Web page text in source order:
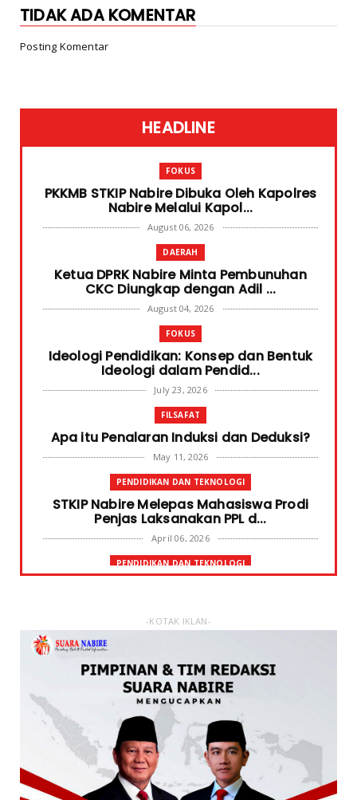
TIDAK ADA KOMENTAR
Posting Komentar
HEADLINE
FOKUS
PKKMB STKIP Nabire Dibuka Oleh Kapolres
Nabire Melalui Kapol...
August 06, 2026
DAERAH
Ketua DPRK Nabire Minta Pembunuhan
CKC Diungkap dengan Adil ...
August 04, 2026
FOKUS
Ideologi Pendidikan: Konsep dan Bentuk
Ideologi dalam Pendid...
July 23, 2026
FILSAFAT
Apa itu Penalaran Induksi dan Deduksi?
May 11, 2026
PENDIDIKAN DAN TEKNOLOGI
STKIP Nabire Melepas Mahasiswa Prodi
Penjas Laksanakan PPL d...
April 06, 2026
PENDIDIKAN DAN TEKNOLOGI
January 31, 2026
STKIP Nabire Buka Prodi Pendidikan
Bahasa dan Sastra Indones...
January 27, 2026
NABIRE
Data Masuk 44,16 Persen, Paslon Mesrha
Masih Unggul 63,32 Pe...
December 02, 2024
-KOTAK IKLAN-